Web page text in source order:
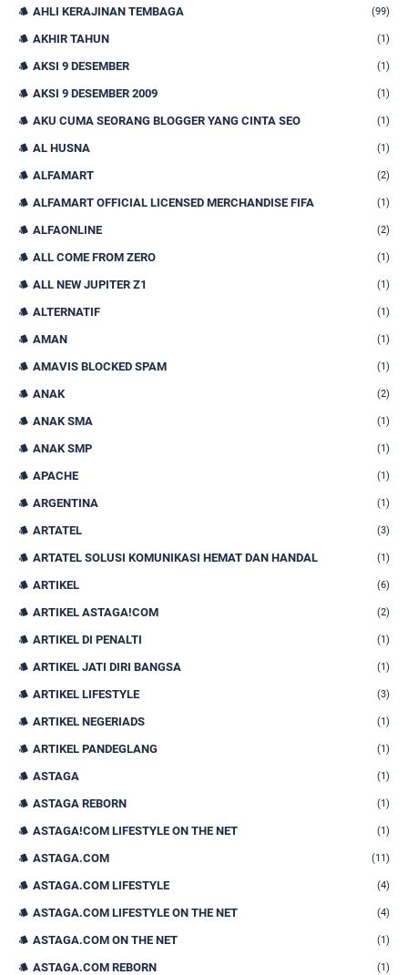
AHLI KERAJINAN TEMBAGA (99)
AKHIR TAHUN (1)
AKSI 9 DESEMBER (1)
AKSI 9 DESEMBER 2009 (1)
AKU CUMA SEORANG BLOGGER YANG CINTA SEO (1)
AL HUSNA (1)
ALFAMART (2)
ALFAMART OFFICIAL LICENSED MERCHANDISE FIFA (1)
ALFAONLINE (2)
ALL COME FROM ZERO (1)
ALL NEW JUPITER Z1 (1)
ALTERNATIF (1)
AMAN (1)
AMAVIS BLOCKED SPAM (1)
ANAK (2)
ANAK SMA (1)
ANAK SMP (1)
APACHE (1)
ARGENTINA (1)
ARTATEL (3)
ARTATEL SOLUSI KOMUNIKASI HEMAT DAN HANDAL (1)
ARTIKEL (6)
ARTIKEL ASTAGA!COM (2)
ARTIKEL DI PENALTI (1)
ARTIKEL JATI DIRI BANGSA (1)
ARTIKEL LIFESTYLE (3)
ARTIKEL NEGERIADS (1)
ARTIKEL PANDEGLANG (1)
ASTAGA (1)
ASTAGA REBORN (1)
ASTAGA!COM LIFESTYLE ON THE NET (1)
ASTAGA.COM (11)
ASTAGA.COM LIFESTYLE (4)
ASTAGA.COM LIFESTYLE ON THE NET (4)
ASTAGA.COM ON THE NET (1)
ASTAGA.COM REBORN (1)